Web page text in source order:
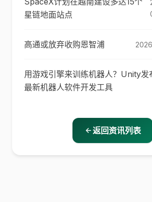
星链地面站点
高通或放弃收购恩智浦
用游戏引擎来训练机器人？Unity发
最新机器人软件开发工具
返回资讯列表